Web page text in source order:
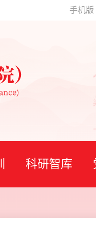
手机版
科研智库